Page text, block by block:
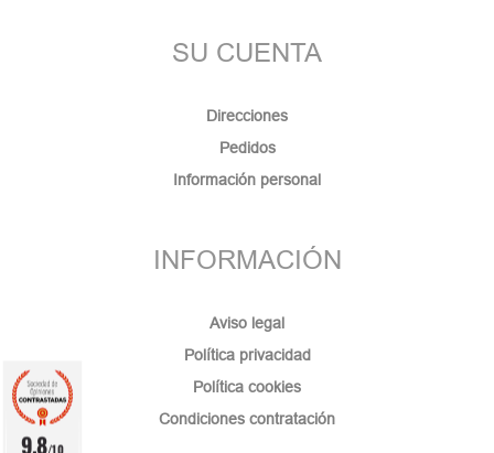
SU CUENTA
Direcciones
Pedidos
Información personal
INFORMACIÓN
Aviso legal
Política privacidad
Política cookies
Condiciones contratación
9.8